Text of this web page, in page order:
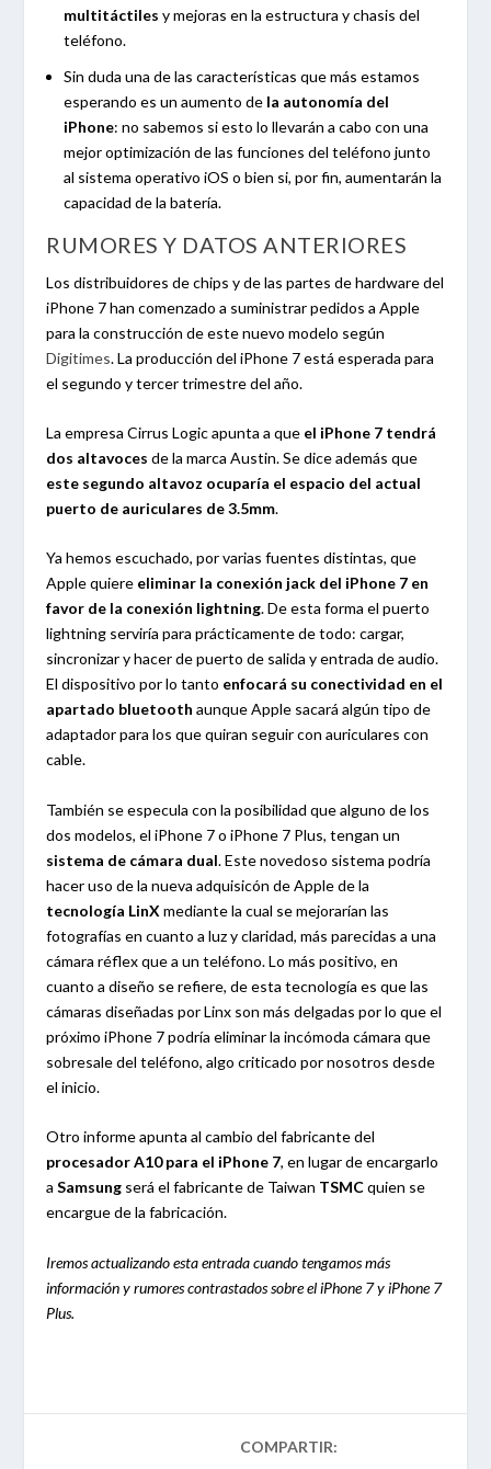
multitáctiles y mejoras en la estructura y chasis del
teléfono.
Sin duda una de las características que más estamos
esperando es un aumento de la autonomía del
iPhone: no sabemos si esto lo llevarán a cabo con una
mejor optimización de las funciones del teléfono junto
al sistema operativo iOS o bien si, por fin, aumentarán la
capacidad de la batería.
RUMORES Y DATOS ANTERIORES
Los distribuidores de chips y de las partes de hardware del
iPhone 7 han comenzado a suministrar pedidos a Apple
para la construcción de este nuevo modelo según
Digitimes. La producción del iPhone 7 está esperada para
el segundo y tercer trimestre del año.
La empresa Cirrus Logic apunta a que el iPhone 7 tendrá
dos altavoces de la marca Austin. Se dice además que
este segundo altavoz ocuparía el espacio del actual
puerto de auriculares de 3.5mm.
Ya hemos escuchado, por varias fuentes distintas, que
Apple quiere eliminar la conexión jack del iPhone 7 en
favor de la conexión lightning. De esta forma el puerto
lightning serviría para prácticamente de todo: cargar,
sincronizar y hacer de puerto de salida y entrada de audio.
El dispositivo por lo tanto enfocará su conectividad en el
apartado bluetooth aunque Apple sacará algún tipo de
adaptador para los que quiran seguir con auriculares con
cable.
También se especula con la posibilidad que alguno de los
dos modelos, el iPhone 7 o iPhone 7 Plus, tengan un
sistema de cámara dual. Este novedoso sistema podría
hacer uso de la nueva adquisicón de Apple de la
tecnología LinX mediante la cual se mejorarían las
fotografías en cuanto a luz y claridad, más parecidas a una
cámara réflex que a un teléfono. Lo más positivo, en
cuanto a diseño se refiere, de esta tecnología es que las
cámaras diseñadas por Linx son más delgadas por lo que el
próximo iPhone 7 podría eliminar la incómoda cámara que
sobresale del teléfono, algo criticado por nosotros desde
el inicio.
Otro informe apunta al cambio del fabricante del
procesador A10 para el iPhone 7, en lugar de encargarlo
aSamsung será el fabricante de Taiwan TSMCquien se
encargue de la fabricación.
Iremos actualizando esta entrada cuando tengamos más
información y rumores contrastados sobre el iPhone 7 y iPhone 7
Plus.